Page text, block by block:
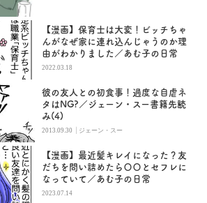
【漫画】保育士は大変！ビッチちゃ
んがなぜ家に連れ込んじゃうのか理
由がわかりました／あむ子の日常
2022.03.18
彼の友人との初食事！過度な自虐ネ
タはNG?／ジェーン・スー書籍先読
み(4)
2013.09.30 | ジェーン・スー
【漫画】最近髪キレイになった？友
だちを問い詰めたら〇〇とセフレに
なっていて／あむ子の日常
2023.07.14